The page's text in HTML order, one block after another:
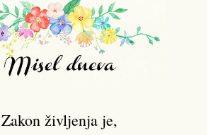
Zakon življenja je,